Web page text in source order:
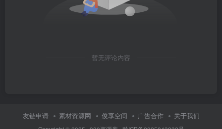
暂无评论内容
友链申请 素材资源网 俊享空间 广告合作 关于我们